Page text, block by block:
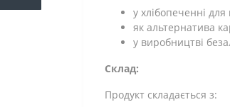
у хлібопеченні
як альтернатива
у виробництві
Склад:
Продукт складається з: